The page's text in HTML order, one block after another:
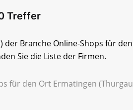
Treffer
der Branche Online-Shops für
Sie die Liste der Firmen.
für den Ort Ermatingen